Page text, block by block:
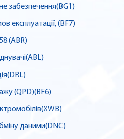
забезпечення(BG1)
експлуатації, (BF7)
(ABR)
(QPD)(BF6)
даними(DNC)